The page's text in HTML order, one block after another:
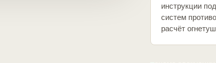
инструкции
систем
расчёт